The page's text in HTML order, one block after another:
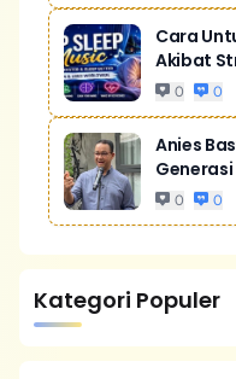
Cara
Akibat
0 0
Anies
Generasi
0 0
Kategori Populer